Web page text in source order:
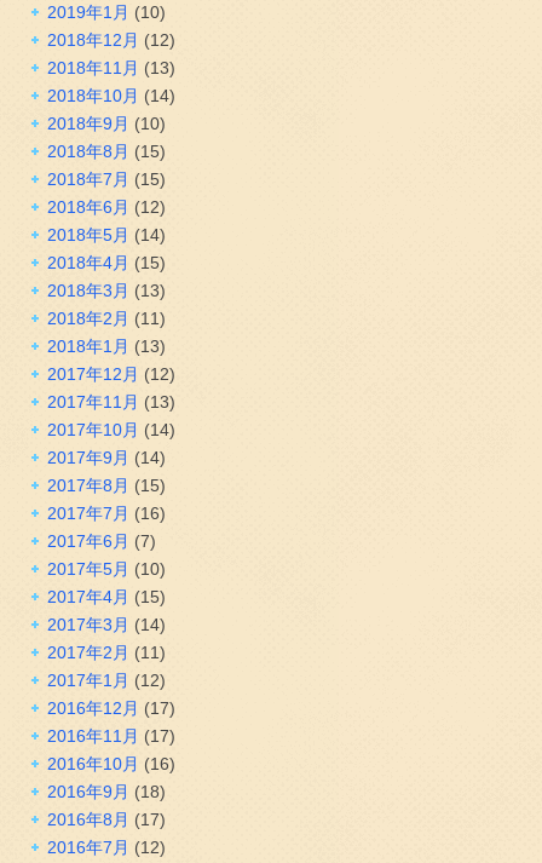
2019年1月 (10)
2018年12月 (12)
2018年11月 (13)
2018年10月 (14)
2018年9月 (10)
2018年8月 (15)
2018年7月 (15)
2018年6月 (12)
2018年5月 (14)
2018年4月 (15)
2018年3月 (13)
2018年2月 (11)
2018年1月 (13)
2017年12月 (12)
2017年11月 (13)
2017年10月 (14)
2017年9月 (14)
2017年8月 (15)
2017年7月 (16)
2017年6月 (7)
2017年5月 (10)
2017年4月 (15)
2017年3月 (14)
2017年2月 (11)
2017年1月 (12)
2016年12月 (17)
2016年11月 (17)
2016年10月 (16)
2016年9月 (18)
2016年8月 (17)
2016年7月 (12)